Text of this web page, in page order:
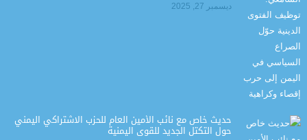
ديسمبر 27, 2025
حديث خاص مع نائب الأمين العام للحزب الاشتراكي اليمني
حول التكتل الجديد للقوى اليمنية